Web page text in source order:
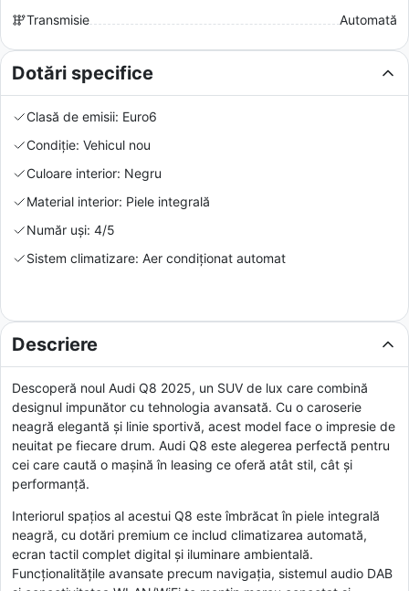
Transmisie
Automată
Dotări specifice
Clasă de emisii: Euro6
Condiție: Vehicul nou
Culoare interior: Negru
Material interior: Piele integrală
Număr uși: 4/5
Sistem climatizare: Aer condiționat automat
Descriere
Descoperă noul Audi Q8 2025, un SUV de lux care combină
designul impunător cu tehnologia avansată. Cu o caroserie
neagră elegantă și linie sportivă, acest model face o impresie de
neuitat pe fiecare drum. Audi Q8 este alegerea perfectă pentru
cei care caută o mașină în leasing ce oferă atât stil, cât și
performanță.
Interiorul spațios al acestui Q8 este îmbrăcat în piele integrală
neagră, cu dotări premium ce includ climatizarea automată,
ecran tactil complet digital și iluminare ambientală.
Funcționalitățile avansate precum navigația, sistemul audio DAB